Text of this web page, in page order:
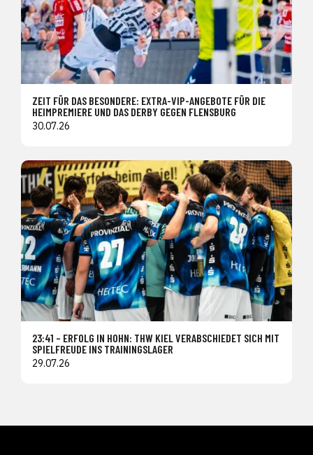
ZEIT FÜR DAS BESONDERE: EXTRA-VIP-ANGEBOTE FÜR DIE
HEIMPREMIERE UND DAS DERBY GEGEN FLENSBURG
30.07.26
23:41 – ERFOLG IN HOHN: THW KIEL VERABSCHIEDET SICH MIT
SPIELFREUDE INS TRAININGSLAGER
29.07.26